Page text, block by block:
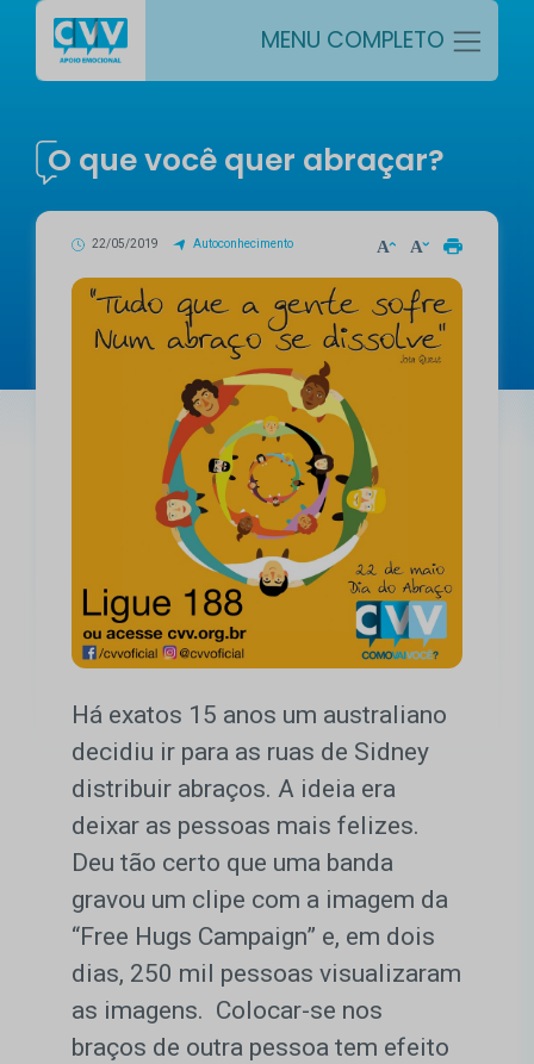
MENU COMPLETO
O que você quer abraçar?
22/05/2019 Autoconhecimento
Há exatos 15 anos um australiano
decidiu ir para as ruas de Sidney
distribuir abraços. A ideia era
deixar as pessoas mais felizes.
Deu tão certo que uma banda
gravou um clipe com a imagem da
“Free Hugs Campaign” e, em dois
dias, 250 mil pessoas visualizaram
as imagens. Colocar-se nos
braços de outra pessoa tem efeito